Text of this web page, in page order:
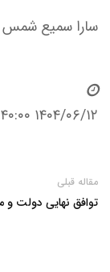
سارا سمیع شمس
۱۴۰۴/۰۶/۱۲ ۲۱:۴۰:۰۰
مقاله قبلی
توافق نهایی دولت